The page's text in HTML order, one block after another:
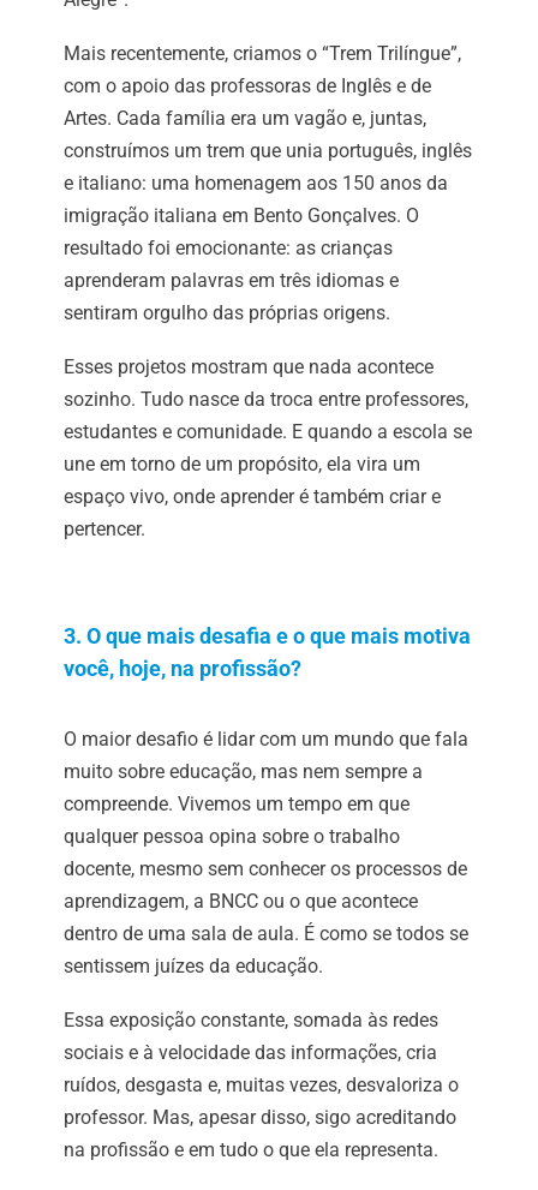
Mais recentemente, criamos o “Trem Trilíngue”,
com o apoio das professoras de Inglês e de
Artes. Cada família era um vagão e, juntas,
construímos um trem que unia português, inglês
e italiano: uma homenagem aos 150 anos da
imigração italiana em Bento Gonçalves. O
resultado foi emocionante: as crianças
aprenderam palavras em três idiomas e
sentiram orgulho das próprias origens.
Esses projetos mostram que nada acontece
sozinho. Tudo nasce da troca entre professores,
estudantes e comunidade. E quando a escola se
une em torno de um propósito, ela vira um
espaço vivo, onde aprender é também criar e
pertencer.
3. O que mais desafia e o que mais motiva
você, hoje, na profissão?
O maior desafio é lidar com um mundo que fala
muito sobre educação, mas nem sempre a
compreende. Vivemos um tempo em que
qualquer pessoa opina sobre o trabalho
docente, mesmo sem conhecer os processos de
aprendizagem, a BNCC ou o que acontece
dentro de uma sala de aula. É como se todos se
sentissem juízes da educação.
Essa exposição constante, somada às redes
sociais e à velocidade das informações, cria
ruídos, desgasta e, muitas vezes, desvaloriza o
professor. Mas, apesar disso, sigo acreditando
na profissão e em tudo o que ela representa.